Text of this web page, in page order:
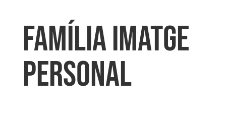
FAMÍLIA IMATGE
PERSONAL